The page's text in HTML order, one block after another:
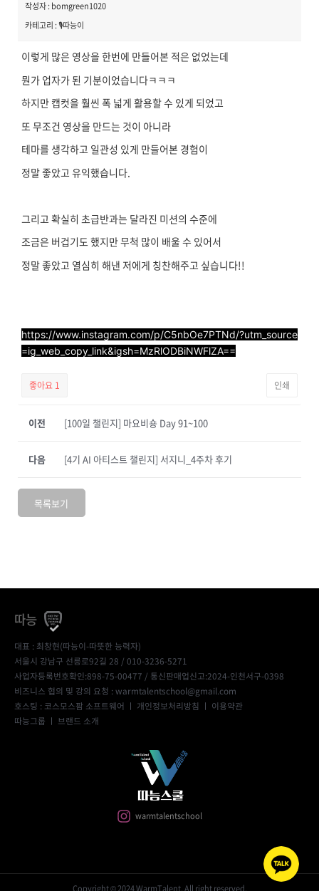
작성자 : bomgreen1020
카테고리 : 🎙️따능이
이렇게 많은 영상을 한번에 만들어본 적은 없었는데
뭔가 업자가 된 기분이었습니다ㅋㅋㅋ
하지만 캡컷을 훨씬 폭 넓게 활용할 수 있게 되었고
또 무조건 영상을 만드는 것이 아니라
테마를 생각하고 일관성 있게 만들어본 경험이
정말 좋았고 유익했습니다.
그리고 확실히 초급반과는 달라진 미션의 수준에
조금은 버겁기도 했지만 무척 많이 배울 수 있어서
정말 좋았고 열심히 해낸 저에게 칭찬해주고 싶습니다!!
https://www.instagram.com/p/C5nbOe7PTNd/?utm_source
=ig_web_copy_link&igsh=MzRlODBiNWFlZA==
좋아요 1 인쇄
이전 [100일 챌린지] 마요비숑 Day 91~100
[4기 AI 아티스트 챌린지] 서지니_4주차 후기
다음
목록보기
따능
대표 : 최창현(따능이-따뜻한 능력자)
서울시 강남구 선릉로92길 28 / 010-3236-5271
사업자등록번호확인:898-75-00477 / 통신판매업신고:2024-인천서구-0398
비즈니스 협의 및 강의 요청 : warmtalentschool@gmail.com
호스팅 : 코스모스팜 소프트웨어 ㅣ 개인정보처리방침 ㅣ 이용약관
따능그룹 ㅣ 브랜드 소개
warmtalentschool